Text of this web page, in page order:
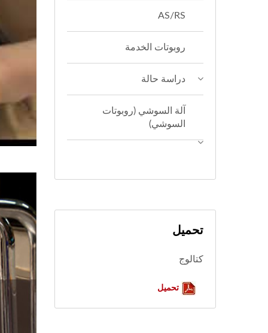
AS/RS
روبوتات الخدمة
دراسة حالة
آلة السوشي (روبوتات
السوشي)
تحميل
كتالوج
تحميل